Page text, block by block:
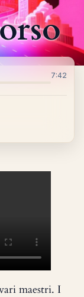
7:42
maestri. I